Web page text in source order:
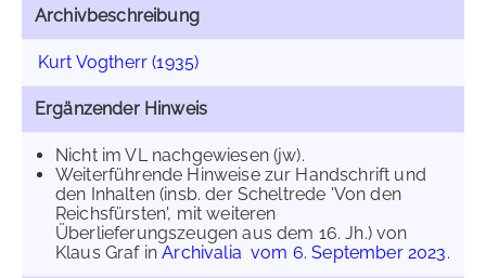
Archivbeschreibung
Kurt Vogtherr (1935)
Ergänzender Hinweis
Nicht im VL nachgewiesen (jw).
Weiterführende Hinweise zur Handschrift und
den Inhalten (insb. der Scheltrede 'Von den
Reichsfürsten', mit weiteren
Überlieferungszeugen aus dem 16. Jh.) von
Klaus Graf inArchivalia vom 6. September 2023.